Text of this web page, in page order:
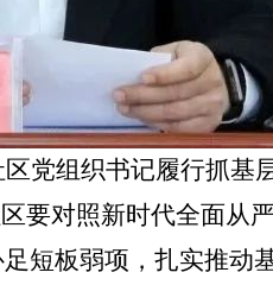
党组织书记履行抓基
要对照新时代全面从
短板弱项，扎实推动